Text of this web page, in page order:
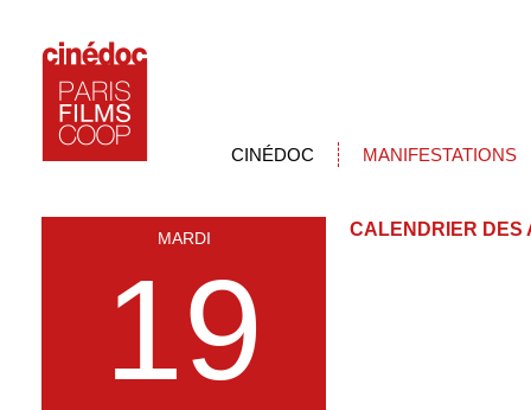
CINÉDOC MANIFESTATIONS
MARDI
19
CALENDRIER DES